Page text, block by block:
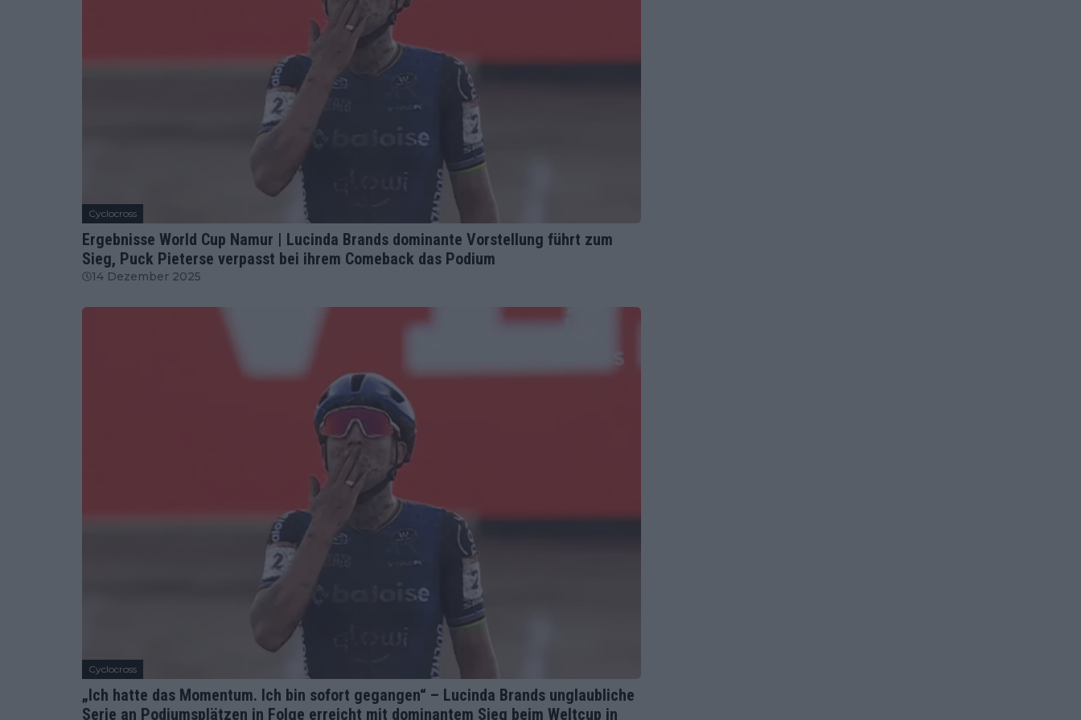
Cyclocross
Ergebnisse World Cup Namur | Lucinda Brands dominante Vorstellung führt zum
Sieg, Puck Pieterse verpasst bei ihrem Comeback das Podium
14 Dezember 2025
Cyclocross
„Ich hatte das Momentum. Ich bin sofort gegangen“ – Lucinda Brands unglaubliche
Serie an Podiumsplätzen in Folge erreicht mit dominantem Sieg beim Weltcup in